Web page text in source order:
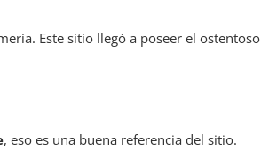
Este sitio llegó a poseer el ostentoso
, eso es una buena referencia del sitio.